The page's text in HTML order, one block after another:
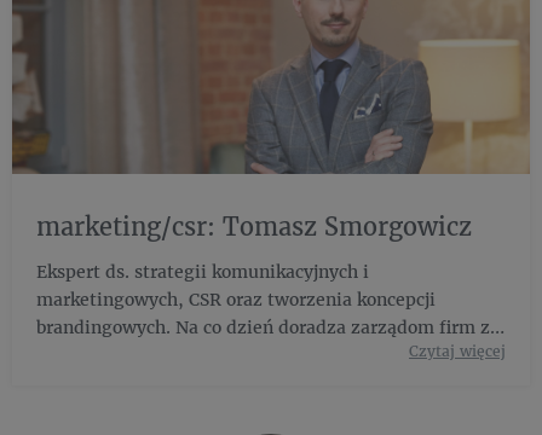
marketing/csr: Tomasz Smorgowicz
Ekspert ds. strategii komunikacyjnych i
marketingowych, CSR oraz tworzenia koncepcji
brandingowych. Na co dzień doradza zarządom firm z
branży spożywczej, produkcyjnej, TSL, finansowej,
Czytaj więcej